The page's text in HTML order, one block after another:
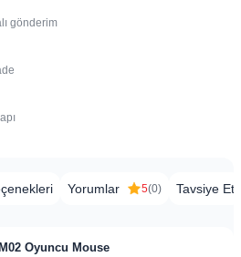
gönderim
Yorumlar 5(0) Tavsiye Et
Oyuncu Mouse